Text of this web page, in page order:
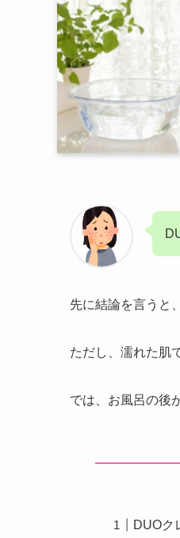
先に結論を言うと
ただし、濡れた肌
では、お風呂の後
DUOク